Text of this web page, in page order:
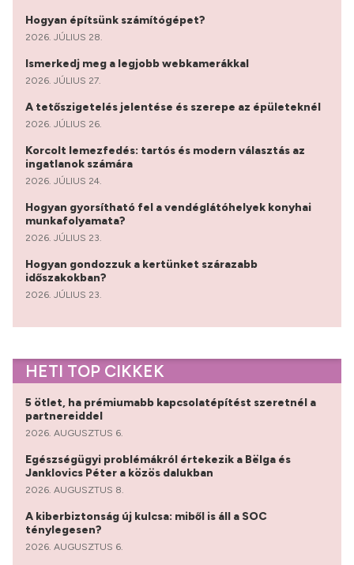
Hogyan építsünk számítógépet?
2026. JÚLIUS 28.
Ismerkedj meg a legjobb webkamerákkal
2026. JÚLIUS 27.
A tetőszigetelés jelentése és szerepe az épületeknél
2026. JÚLIUS 26.
Korcolt lemezfedés: tartós és modern választás az
ingatlanok számára
2026. JÚLIUS 24.
Hogyan gyorsítható fel a vendéglátóhelyek konyhai
munkafolyamata?
2026. JÚLIUS 23.
Hogyan gondozzuk a kertünket szárazabb
időszakokban?
2026. JÚLIUS 23.
HETI TOP CIKKEK
5 ötlet, ha prémiumabb kapcsolatépítést szeretnél a
partnereiddel
2026. AUGUSZTUS 6.
Egészségügyi problémákról értekezik a Bëlga és
Janklovics Péter a közös dalukban
2026. AUGUSZTUS 8.
A kiberbiztonság új kulcsa: miből is áll a SOC
ténylegesen?
2026. AUGUSZTUS 6.